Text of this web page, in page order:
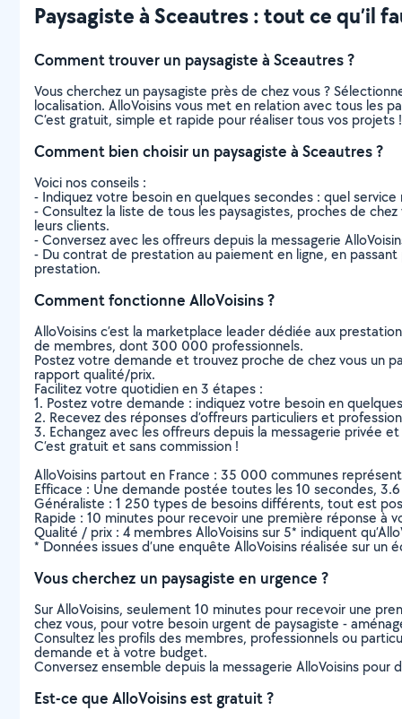
Paysagiste à Sceautres : tout ce qu’il
Comment trouver un paysagiste à Sceautres ?
Vous cherchez un paysagiste près de chez vous ?
localisation. AlloVoisins vous met en relation avec tous les
C’est gratuit, simple et rapide pour réaliser tous vos projets !
Comment bien choisir un paysagiste à Sceautres ?
Voici nos conseils :
- Indiquez votre besoin en quelques secondes : quel
- Consultez la liste de tous les paysagistes, proches de
leurs clients.
- Conversez avec les offreurs depuis la messagerie
- Du contrat de prestation au paiement en ligne, en
prestation.
Comment fonctionne AlloVoisins ?
AlloVoisins c’est la marketplace leader dédiée aux
de membres, dont 300 000 professionnels.
Postez votre demande et trouvez proche de chez vous un
rapport qualité/prix.
Facilitez votre quotidien en 3 étapes :
1. Postez votre demande : indiquez votre besoin en
2. Recevez des réponses d’offreurs particuliers et
3. Echangez avec les offreurs depuis la messagerie privée
C’est gratuit et sans commission !
AlloVoisins partout en France : 35 000 communes
Efficace : Une demande postée toutes les 10 secondes,
Généraliste : 1 250 types de besoins différents, tout est
Rapide : 10 minutes pour recevoir une première réponse à
Qualité / prix : 4 membres AlloVoisins sur 5* indiquent
* Données issues d’une enquête AlloVoisins réalisée sur
Vous cherchez un paysagiste en urgence ?
Sur AlloVoisins, seulement 10 minutes pour recevoir une
chez vous, pour votre besoin urgent de paysagiste -
Consultez les profils des membres, professionnels ou
demande et à votre budget.
Conversez ensemble depuis la messagerie AlloVoisins
Est-ce que AlloVoisins est gratuit ?